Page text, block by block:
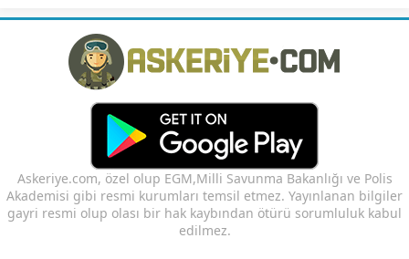
Askeriye.com, özel olup EGM,Milli Savunma Bakanlığı ve Polis
Akademisi gibi resmi kurumları temsil etmez. Yayınlanan bilgiler
gayri resmi olup olası bir hak kaybından ötürü sorumluluk kabul
edilmez.